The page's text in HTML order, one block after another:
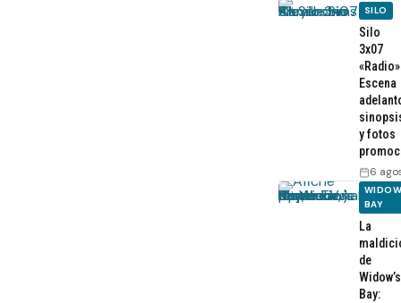
SILO
Silo
3x07
Escena
y fotos
6
BAY
La
de
Widow’s
Bay: